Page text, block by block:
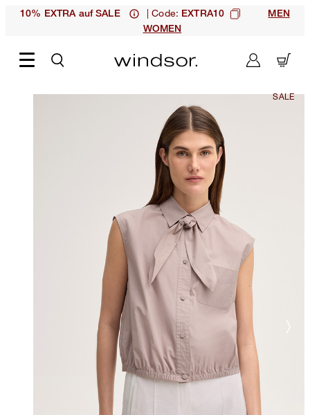
10% EXTRA auf SALE | Code: EXTRA10
MEN
WOMEN